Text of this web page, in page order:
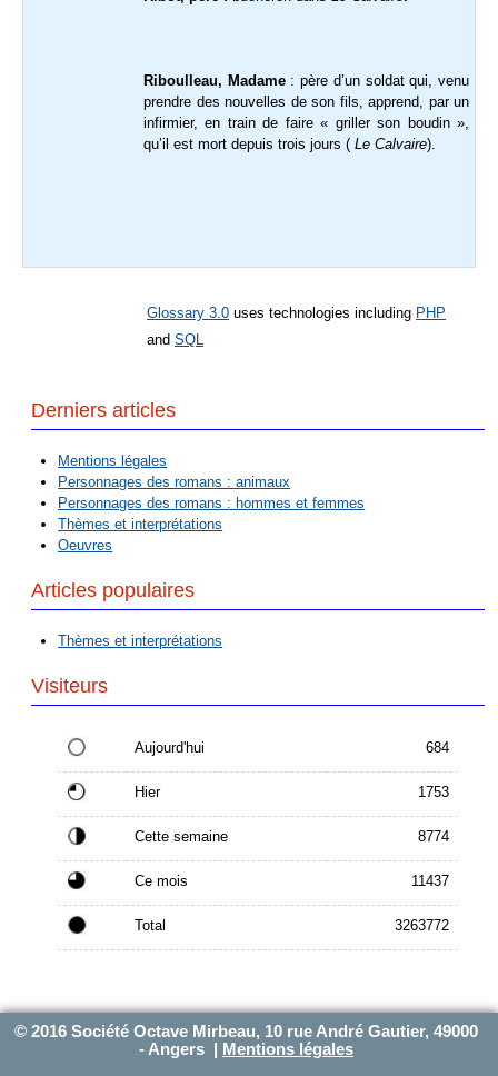
Riboulleau, Madame : père d’un soldat qui, venu
prendre des nouvelles de son fils, apprend, par un
infirmier, en train de faire « griller son boudin »,
qu’il est mort depuis trois jours ( Le Calvaire).
Glossary 3.0 uses technologies including PHP
and SQL
Derniers articles
Mentions légales
Personnages des romans : animaux
Personnages des romans : hommes et femmes
Thèmes et interprétations
Oeuvres
Articles populaires
Thèmes et interprétations
Visiteurs
Aujourd'hui 684
Hier 1753
Cette semaine 8774
Ce mois 11437
Total 3263772
© 2016 Société Octave Mirbeau, 10 rue André Gautier, 49000
- Angers |
Mentions légales